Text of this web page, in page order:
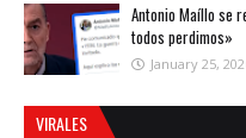
Antonio Maíllo se
todos perdimos»
January 25,
VIRALES